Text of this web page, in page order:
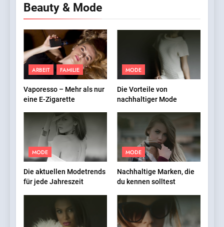
Beauty & Mode
ARBEIT FAMILIE
Vaporesso – Mehr als nur
eine E-Zigarette
MODE
Die Vorteile von
nachhaltiger Mode
MODE
Die aktuellen Modetrends
für jede Jahreszeit
MODE
Nachhaltige Marken, die
du kennen solltest